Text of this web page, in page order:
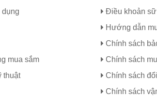
dụng
mua sắm
thuật
Điều khoản
Hướng dẫn
Chính sách
Chính sách
Chính sách
Chính sách